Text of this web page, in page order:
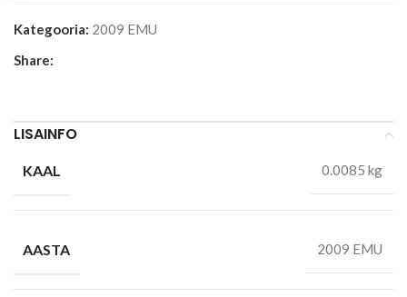
Kategooria: 2009 EMU
Share:
LISAINFO
KAAL 0.0085 kg
AASTA 2009 EMU